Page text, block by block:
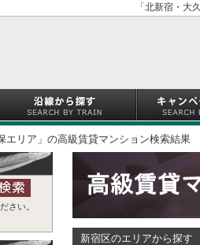
「北新宿・大
エリア」の高級賃貸マンション検索結果
新宿区のエリアから探す
さい。